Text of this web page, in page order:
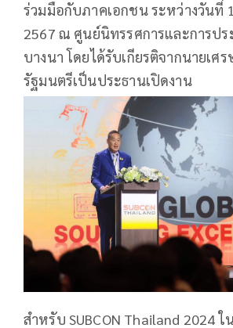
ร่วมมือกับภาคเอกชน ระหว่างวันที่
2567 ณ ศูนย์นิทรรศการและการปร
บางนา โดยได้รับเกียรติจากนายเศ
รัฐมนตรีเป็นประธานเปิดงาน
สำหรับ SUBCON Thailand 2024